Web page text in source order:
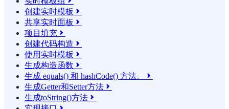
创建实时模板 
共享实时面板 
项目填充 
创建代码构造 
使用实时模板 
生成构造函数 
生成 equals() 和 hashCode() 方法。 
生成Getter和Setter方法 
生成toString()方法 